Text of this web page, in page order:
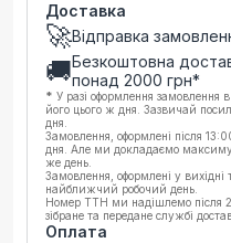
Доставка
🚀Відправка
🚚Безкоштовна
понад 2000 грн*
* У разі оформлення
його цього ж дня. Зазвичай
дня.
Замовлення, оформлені після
дня. Але ми докладаємо
же день.
Замовлення, оформлені у вихідні
найближчий робочий день.
Номер ТТН ми надішлемо після
зібране та передане службі
Оплата